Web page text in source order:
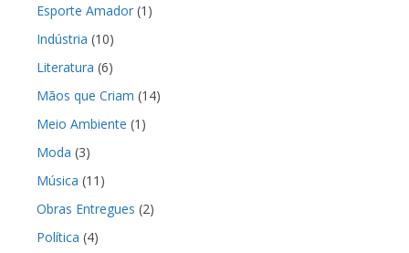
Esporte Amador(1)
Indústria (10)
Literatura (6)
Mãos que Criam (14)
Meio Ambiente (1)
Moda (3)
Música (11)
Obras Entregues (2)
Política (4)